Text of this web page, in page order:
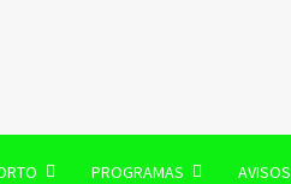
PROGRAMAS AVISOS